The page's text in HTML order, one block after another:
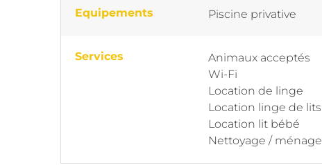
Equipements Piscine privative
Services
Animaux acceptés
Wi-Fi
Location de linge
Location linge de lits
Location lit bébé
Nettoyage / ménage